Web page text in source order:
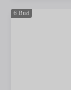
6 Bud